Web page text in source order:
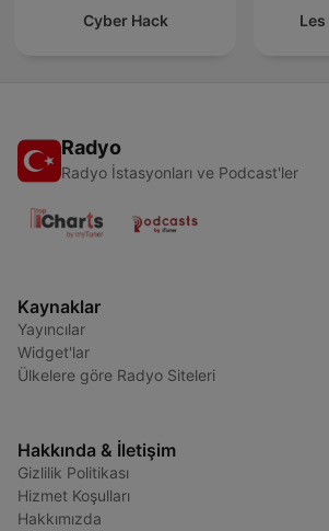
Cyber Hack
Radyo
Radyo İstasyonları ve Podcast'ler
Kaynaklar
Yayıncılar
Widget'lar
Ülkelere göre Radyo Siteleri
Hakkında & İletişim
Gizlilik Politikası
Hizmet Koşulları
Hakkımızda